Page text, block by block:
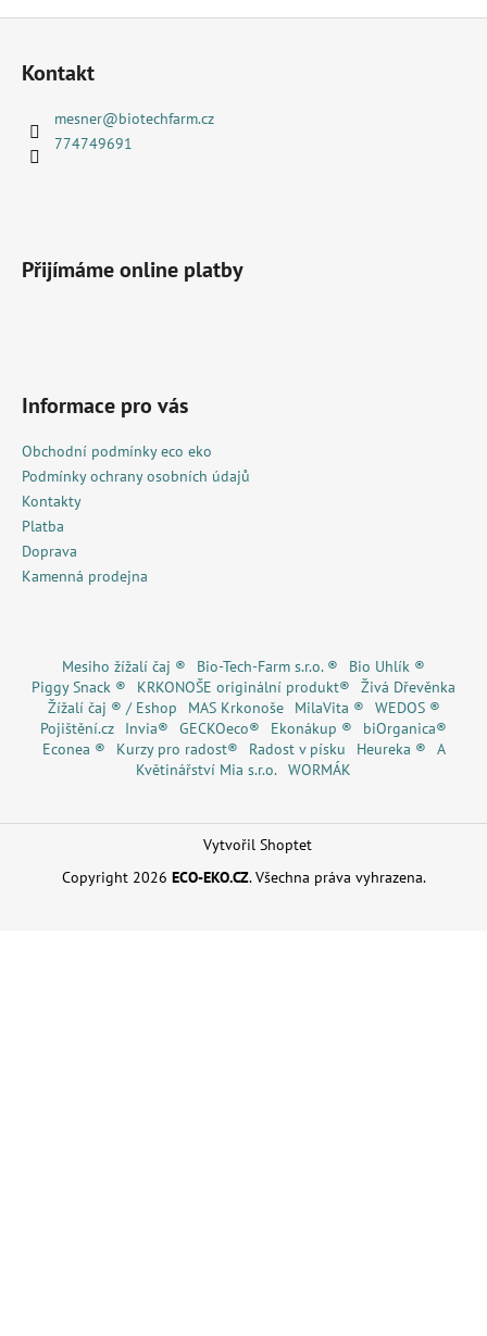
Kontakt
mesner@biotechfarm.cz
774749691
Přijímáme online platby
Informace pro vás
Obchodní podmínky eco eko
Podmínky ochrany osobních údajů
Kontakty
Platba
Doprava
Kamenná prodejna
Mesiho žížalí čaj ® Bio-Tech-Farm s.r.o. ®
Bio Uhlík ®
Piggy Snack ®
KRKONOŠE originální produkt®
Živá Dřevěnka
Žížalí čaj ® / Eshop
MAS Krkonoše MilaVita ®
WEDOS ®
Pojištění.cz
Invia® GECKOeco® Ekonákup ®
biOrganica®
Econea ®
Kurzy pro radost® Radost v písku Heureka ®
A
Květinářství Mia s.r.o. WORMÁK
Vytvořil Shoptet
Copyright 2026 ECO-EKO.CZ. Všechna práva vyhrazena.